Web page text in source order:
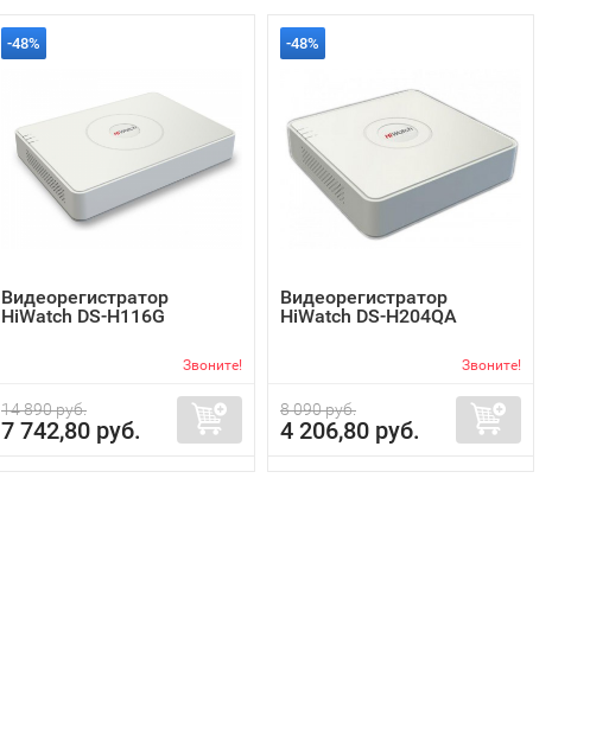
-48%
Видеорегистратор
HiWatch DS-H116G
Звоните!
14 890 руб.
7 742,80 руб.
-48%
Видеорегистратор
HiWatch DS-H204QA
Звоните!
8 090 руб.
4 206,80 руб.